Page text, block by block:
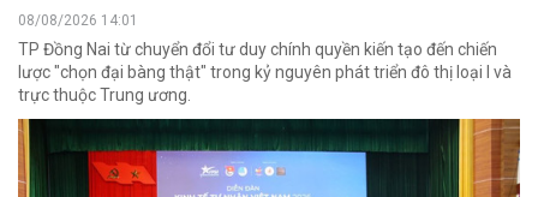
08/08/2026 14:01
TP Đồng Nai từ chuyển đổi tư duy chính quyền kiến tạo đến chiến
lược "chọn đại bàng thật" trong kỷ nguyên phát triển đô thị loại I và
trực thuộc Trung ương.